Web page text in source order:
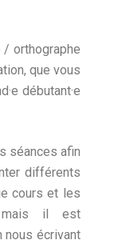
/ orthographe
que vous
débutant·e
séances afin
différents
cours et les
mais il est
nous écrivant